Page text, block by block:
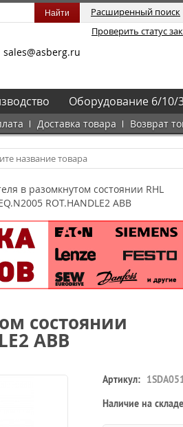
Расширенный поиск
Проверить статус
sales@asberg.ru
Доставка товара Возврат
Оборудование 6/10/
в разомкнутом состоянии RHL
ROT.HANDLE2 ABB
состоянии
ABB
Артикул:
Наличие на